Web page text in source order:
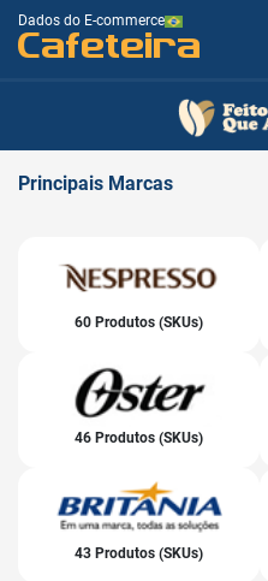
Dados do E-commerce
Cafeteira
Principais Marcas
60 Produtos (SKUs)
46 Produtos (SKUs)
43 Produtos (SKUs)